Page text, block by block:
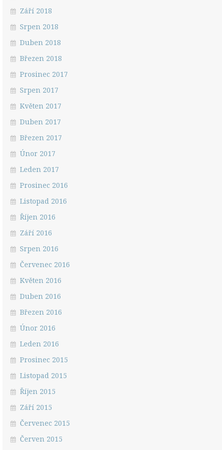
Září 2018
Srpen 2018
Duben 2018
Březen 2018
Prosinec 2017
Srpen 2017
Květen 2017
Duben 2017
Březen 2017
Únor 2017
Leden 2017
Prosinec 2016
Listopad 2016
Říjen 2016
Září 2016
Srpen 2016
Červenec 2016
Květen 2016
Duben 2016
Březen 2016
Únor 2016
Leden 2016
Prosinec 2015
Listopad 2015
Říjen 2015
Září 2015
Červenec 2015
Červen 2015